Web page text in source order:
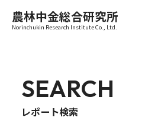
農林中金総合研究所
Norinchukin Research Institute Co., Ltd.
SEARCH
レポート検索